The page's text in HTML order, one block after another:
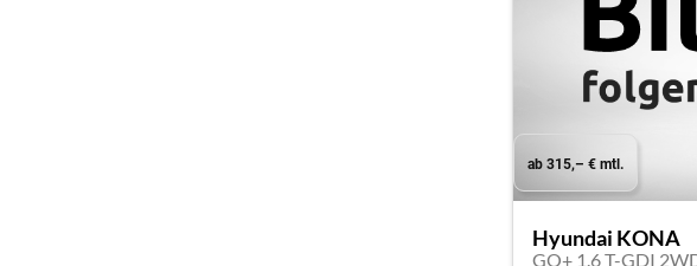
ab 315,– € mtl.
Hyundai KONA